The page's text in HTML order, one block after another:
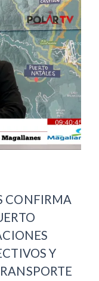
CONFIRMA
Y